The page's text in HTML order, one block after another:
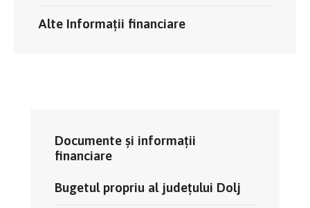
Alte Informații financiare
Documente și informații
financiare
Bugetul propriu al județului Dolj